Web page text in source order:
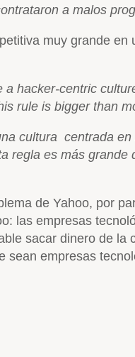
a malos
muy grande
hacker-centric
rule is bigger than
cultura centrada
regla es más
de Yahoo, por
las empresas
sacar dinero de
sean empresas